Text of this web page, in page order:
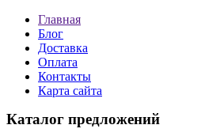
Главная
Блог
Доставка
Оплата
Контакты
Карта сайта
Каталог предложений